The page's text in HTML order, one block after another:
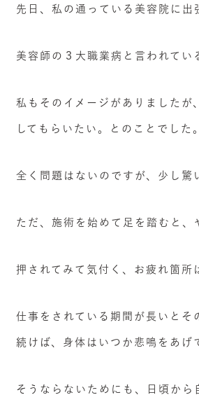
先日、私の通っている美容院に出
美容師の３大職業病と言われてい
私もそのイメージがありました
してもらいたい。とのことでした。
全く問題はないのですが、少し驚
ただ、施術を始めて足を踏むと、
押されてみて気付く、お疲れ箇所
仕事をされている期間が長いと
続けば、身体はいつか悲鳴をあげ
そうならないためにも、日頃から